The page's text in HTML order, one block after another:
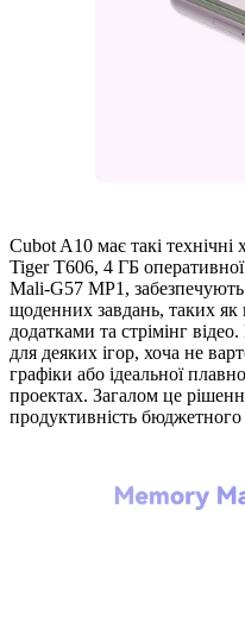
Cubot A10 має такі
Tiger T606, 4 ГБ
Mali-G57 MP1,
щоденних завдань, таких як
додатками та стрімінг
для деяких ігор, хоча не
графіки або ідеальної
проектах. Загалом це
продуктивність